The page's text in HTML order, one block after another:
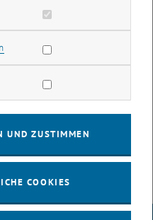
einem
widmet. Weitere
Videos finden Sie auf der
URL in einem neuen Fenster
Cookies zulassen
Statistik Cookies zulassen
Cookies zulassen
UND ZUSTIMMEN
COOKIES